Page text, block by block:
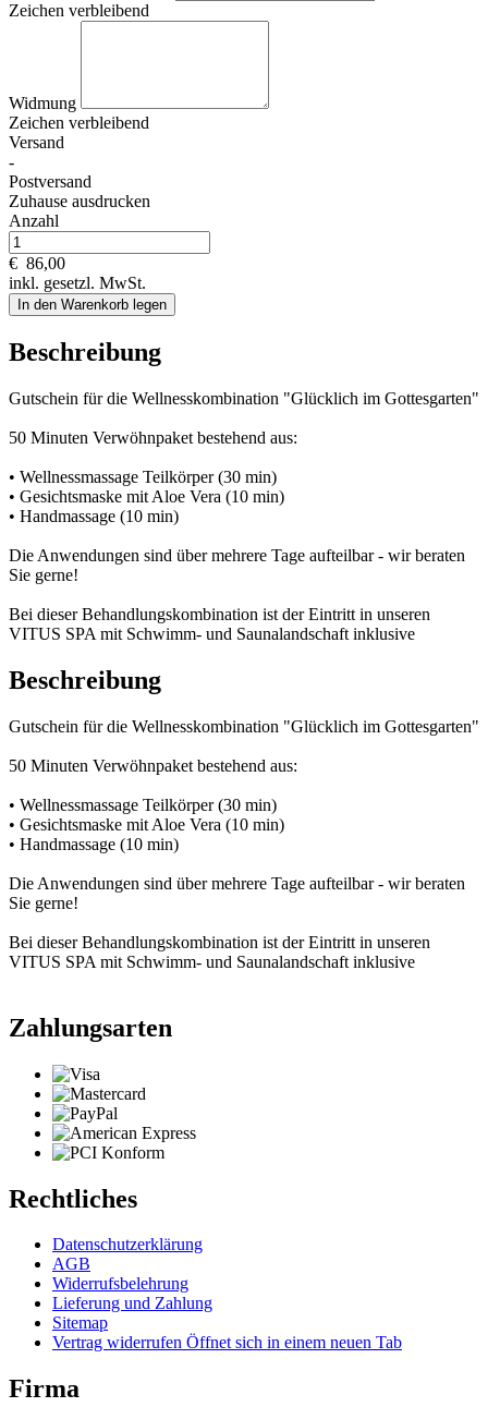
Zeichen verbleibend
Widmung
Zeichen verbleibend
Versand
-
Postversand
Zuhause ausdrucken
Anzahl
€ 86,00
inkl. gesetzl. MwSt.
In den Warenkorb legen
Beschreibung
Gutschein für die Wellnesskombination "Glücklich im Gottesgarten"
50 Minuten Verwöhnpaket bestehend aus:
• Wellnessmassage Teilkörper (30 min)
• Gesichtsmaske mit Aloe Vera (10 min)
• Handmassage (10 min)
Die Anwendungen sind über mehrere Tage aufteilbar - wir beraten
Sie gerne!
Bei dieser Behandlungskombination ist der Eintritt in unseren
VITUS SPA mit Schwimm- und Saunalandschaft inklusive
Beschreibung
Gutschein für die Wellnesskombination "Glücklich im Gottesgarten"
50 Minuten Verwöhnpaket bestehend aus:
• Wellnessmassage Teilkörper (30 min)
• Gesichtsmaske mit Aloe Vera (10 min)
• Handmassage (10 min)
Die Anwendungen sind über mehrere Tage aufteilbar - wir beraten
Sie gerne!
Bei dieser Behandlungskombination ist der Eintritt in unseren
VITUS SPA mit Schwimm- und Saunalandschaft inklusive
Zahlungsarten
Rechtliches
Datenschutzerklärung
AGB
Widerrufsbelehrung
Lieferung und Zahlung
Sitemap
Vertrag widerrufen Öffnet sich in einem neuen Tab
Firma